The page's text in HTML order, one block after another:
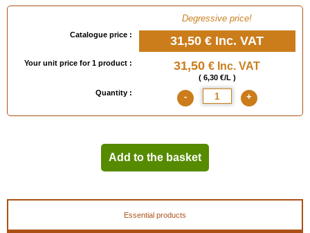
Degressive price!
Catalogue price : 31,50 € Inc. VAT
Your unit price for 1 product : 31,50 € Inc. VAT
( 6,30 €/L )
Quantity :
- +
Add to the basket
Essential products